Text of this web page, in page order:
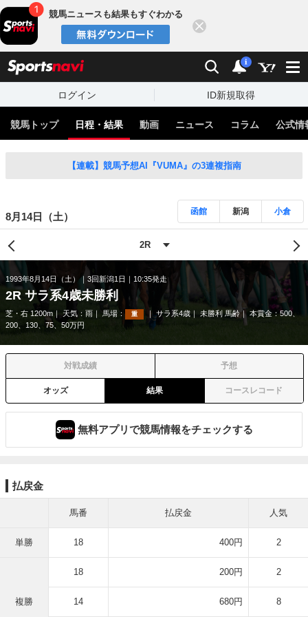
競馬ニュースも結果もすぐわかる
検索 通知
i
ログイン ID新規取得
競馬トップ 日程・結果 動画 ニュース コラム 公式情
【連載】競馬予想AI『VUMA』の3連複指南
8月14日（土） 函館 新潟 小倉
1993年8月14日（土） 3回新潟1日 10:35発走
2R サラ系4歳未勝利
芝・右 1200m 天気： 雨 馬場： 重 サラ系4歳 未勝利 馬齢
本賞金：500、
200、130、75、50万円
対戦成績 予想
オッズ 結果 コースレコード
無料アプリで競馬情報をチェックする
払戻金
馬番 払戻金 人気
単勝 18 400円 2
複勝
18 200円 2
14 680円 8